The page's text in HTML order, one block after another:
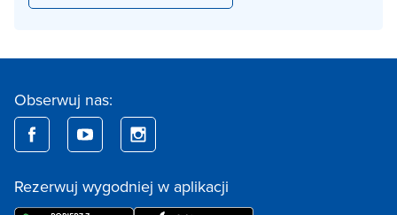
Obserwuj nas:
Rezerwuj wygodniej w aplikacji